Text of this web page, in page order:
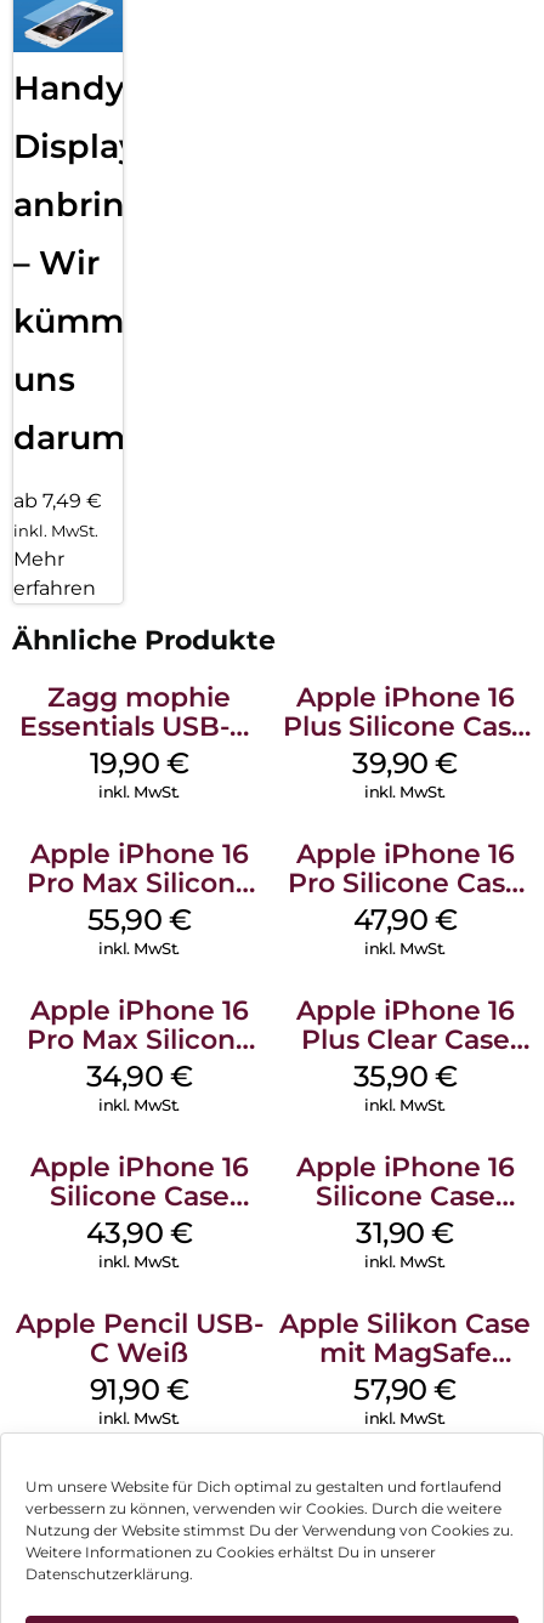
Um unsere Website für Dich optimal zu gestalten und fortlaufend
verbessern zu können, verwenden wir Cookies. Durch die weitere
Nutzung der Website stimmst Du der Verwendung von Cookies zu.
Weitere Informationen zu Cookies erhältst Du in unserer
Datenschutzerklärung.
Handy
Displayfolie
anbringen
– Wir
kümmern
uns
darum!
ab 7,49 €
inkl. MwSt.
Mehr
erfahren
Ähnliche Produkte
Zagg mophie
Essentials USB-C-
20W Charger PD
Weiß
19,90 €
inkl. MwSt.
Apple iPhone 16
Plus Silicone Case
MagSafe Plum
39,90€
inkl. MwSt.
Apple iPhone 16
Pro Max Silicone
Case MagSafe
Stone Gray
55,90 €
inkl. MwSt.
Apple iPhone 16
Pro Silicone Case
MagSafe Denim
47,90 €
inkl. MwSt.
Apple iPhone 16
Pro Max Silicone
Case MagSafe
Denim
34,90 €
inkl. MwSt.
Apple iPhone 16
Plus Clear Case
MagSafe
Transparent
35,90 €
inkl. MwSt.
Apple iPhone 16
Silicone Case
MagSafe Plum
43,90 €
inkl. MwSt.
Apple iPhone 16
Silicone Case
MagSafe Fuchsia
31,90€
inkl. MwSt.
Apple Pencil USB-
C Weiß
91,90 €
inkl. MwSt.
Apple Silikon Case
mit MagSafe
iPhone 14 Pro
(PRODUCT)RED
57,90€
inkl. MwSt.
Impressum